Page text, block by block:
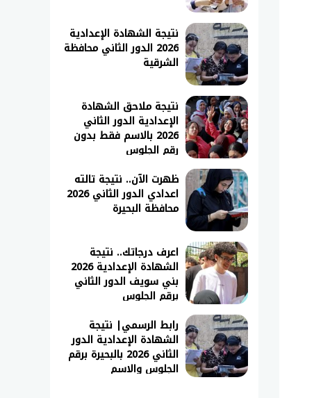
نتيجة الشهادة الإعدادية
2026 الدور الثاني محافظة
الشرقية
نتيجة ملاحق الشهادة
الإعدادية الدور الثاني
2026 بالاسم فقط بدون
رقم الجلوس
ظهرت الآن.. نتيجة تالته
اعدادي الدور الثاني 2026
محافظة البحيرة
اعرف درجاتك.. نتيجة
الشهادة الإعدادية 2026
بني سويف الدور الثاني
برقم الجلوس
رابط الرسمي| نتيجة
الشهادة الإعدادية الدور
الثاني 2026 بالبحيرة برقم
الجلوس والاسم